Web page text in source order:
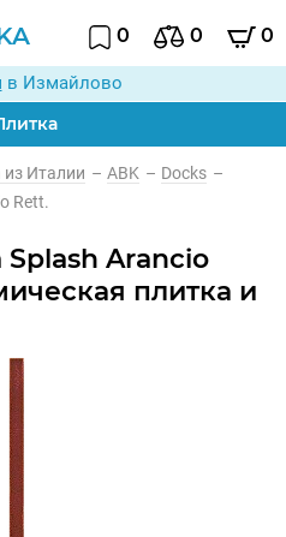
0 0 0
в Измайлово
из Италии – ABK – Docks –
Rett.
Arancio
плитка и